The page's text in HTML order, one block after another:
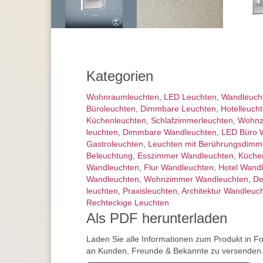
Kategorien
Wohnraum­leuchten, LED Leuchten,
Büroleuchten, Dimmbare Leuchten,
Küchenleuchten, Schlafzimmer­leuchten,
leuchten, Dimmbare Wandleuchten, LED Büro
Gastroleuchten, Leuchten mit
Beleuchtung, Esszimmer Wandleuchten,
Wandleuchten, Flur Wandleuchten, Hotel
Wandleuchten, Wohnzimmer Wandleuchten,
leuchten, Praxisleuchten, Architektur
Rechteckige Leuchten
Als PDF herunterladen
Laden Sie alle Informationen zum Produkt in
an Kunden, Freunde & Bekannte zu versenden.